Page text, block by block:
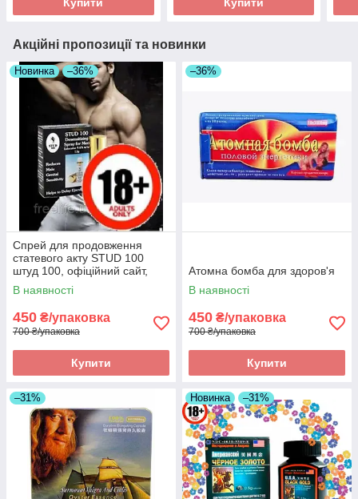
Купити Купити
Акційні пропозиції та новинки
Новинка –36%
Спрей для продовження
статевого акту STUD 100
штуд 100, офіційний сайт,
оригінал
В наявності
450 ₴/упаковка
700 ₴/упаковка
Купити
–36%
Атомна бомба для здоров'я
В наявності
450 ₴/упаковка
700 ₴/упаковка
Купити
–31% Новинка –31%